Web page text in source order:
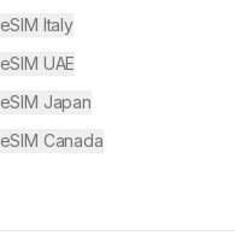
eSIM Italy
eSIM UAE
eSIM Japan
eSIM Canada